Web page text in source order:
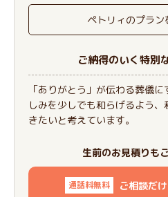
ペトリィのプラン
ご納得のいく特別
「ありがとう」が伝わる葬儀
しみを少しでも和らげるよう
きたいと考えています。
生前のお見積りも
通話料無料 ご相談だ